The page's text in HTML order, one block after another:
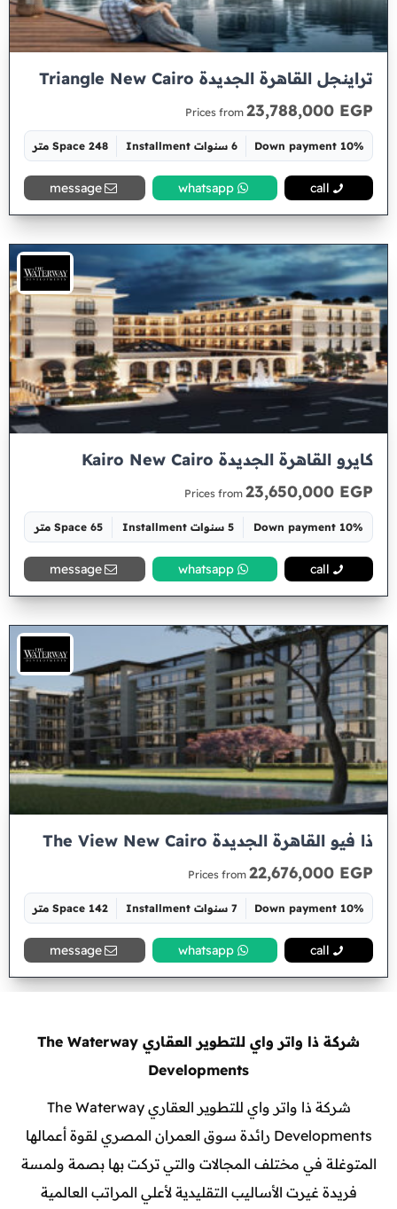
تراينجل القاهرة الجديدة Triangle New Cairo
Prices from 23,788,000 EGP
10% Down payment 6 سنوات Installment Space 248 متر
call
whatsapp
message
كايرو القاهرة الجديدة Kairo New Cairo
Prices from 23,650,000 EGP
10% Down payment 5 سنوات Installment Space 65 متر
call
whatsapp
message
ذا فيو القاهرة الجديدة The View New Cairo
Prices from 22,676,000 EGP
10% Down payment 7 سنوات Installment Space 142 متر
call
whatsapp
message
شركة ذا واتر واي للتطوير العقاري The Waterway
Developments
شركة ذا واتر واي للتطوير العقاري The Waterway
Developments رائدة سوق العمران المصري لقوة أعمالها
المتوغلة في مختلف المجالات والتي تركت بها بصمة ولمسة
فريدة غيرت الأساليب التقليدية لأعلي المراتب العالمية